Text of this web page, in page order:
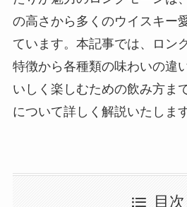
の高さから多くのウイスキー
ています。本記事では、ロン
特徴から各種類の味わいの違
いしく楽しむための飲み方ま
について詳しく解説いたします
目次